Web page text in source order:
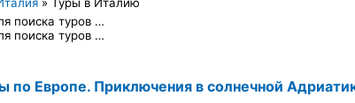
поиска туров …
поиска туров …
по Европе. Приключения в солнечной